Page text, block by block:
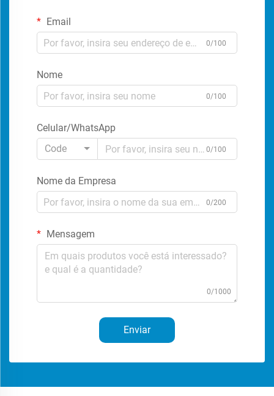
Email
0/100
Nome
0/100
Celular/WhatsApp
Code
0/100
Nome da Empresa
0/200
Mensagem
0/1000
Enviar